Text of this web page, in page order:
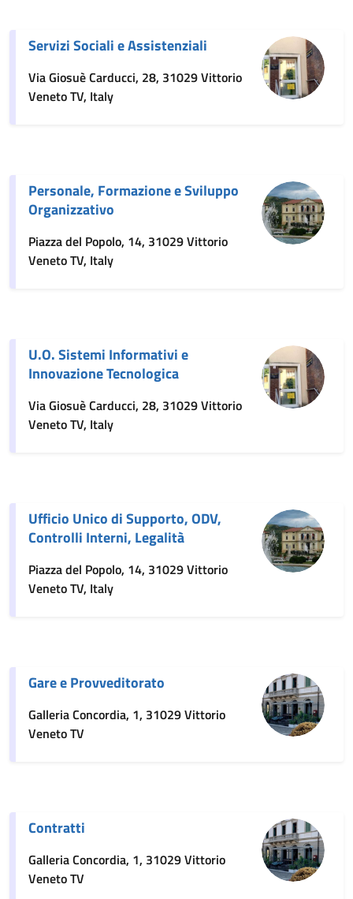
Servizi Sociali e Assistenziali
Via Giosuè Carducci, 28, 31029 Vittorio
Veneto TV, Italy
Personale, Formazione e Sviluppo
Organizzativo
Piazza del Popolo, 14, 31029 Vittorio
Veneto TV, Italy
U.O. Sistemi Informativi e
Innovazione Tecnologica
Via Giosuè Carducci, 28, 31029 Vittorio
Veneto TV, Italy
Ufficio Unico di Supporto, ODV,
Controlli Interni, Legalità
Piazza del Popolo, 14, 31029 Vittorio
Veneto TV, Italy
Gare e Provveditorato
Galleria Concordia, 1, 31029 Vittorio
Veneto TV
Contratti
Galleria Concordia, 1, 31029 Vittorio
Veneto TV